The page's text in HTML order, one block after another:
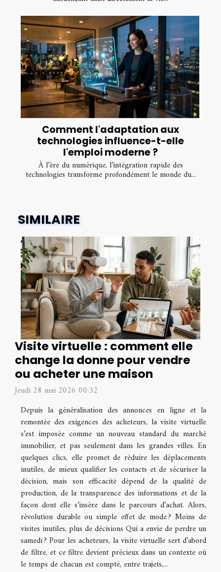
Comment l'adaptation aux
technologies influence-t-elle
l'emploi moderne ?
À l’ère du numérique, l’intégration rapide des
technologies transforme profondément le monde du...
SIMILAIRE
Visite virtuelle : comment elle
change la donne pour vendre
ou acheter une maison
Jeudi 28 mai 2026 00:32
Depuis la généralisation des annonces en ligne et la
remontée des exigences des acheteurs, la visite virtuelle
s’est imposée comme un nouveau standard du marché
immobilier, et pas seulement dans les grandes villes. En
quelques clics, elle promet de réduire les déplacements
inutiles, de mieux qualifier les contacts et de sécuriser la
décision, mais son efficacité dépend de la qualité de
production, de la transparence des informations et de la
façon dont elle s’insère dans le parcours d’achat. Alors,
révolution durable ou simple effet de mode ? Moins de
visites inutiles, plus de décisions Qui a envie de perdre un
samedi ? Pour les acheteurs, la visite virtuelle sert d’abord
de filtre, et ce filtre devient précieux dans un contexte où
le temps de chacun est compté, entre trajets,...